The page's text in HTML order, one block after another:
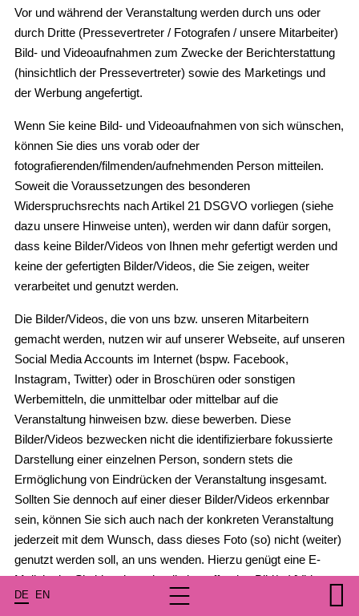
DE EN
Vor und während der Veranstaltung werden durch uns oder
durch Dritte (Pressevertreter / Fotografen / unsere Mitarbeiter)
Bild- und Videoaufnahmen zum Zwecke der Berichterstattung
(hinsichtlich der Pressevertreter) sowie des Marketings und
der Werbung angefertigt.
Wenn Sie keine Bild- und Videoaufnahmen von sich wünschen,
können Sie dies uns vorab oder der
fotografierenden/filmenden/aufnehmenden Person mitteilen.
Soweit die Voraussetzungen des besonderen
Widerspruchsrechts nach Artikel 21 DSGVO vorliegen (siehe
dazu unsere Hinweise unten), werden wir dann dafür sorgen,
dass keine Bilder/Videos von Ihnen mehr gefertigt werden und
keine der gefertigten Bilder/Videos, die Sie zeigen, weiter
verarbeitet und genutzt werden.
Die Bilder/Videos, die von uns bzw. unseren Mitarbeitern
gemacht werden, nutzen wir auf unserer Webseite, auf unseren
Social Media Accounts im Internet (bspw. Facebook,
Instagram, Twitter) oder in Broschüren oder sonstigen
Werbemitteln, die unmittelbar oder mittelbar auf die
Veranstaltung hinweisen bzw. diese bewerben. Diese
Bilder/Videos bezwecken nicht die identifizierbare fokussierte
Darstellung einer einzelnen Person, sondern stets die
Ermöglichung von Eindrücken der Veranstaltung insgesamt.
Sollten Sie dennoch auf einer dieser Bilder/Videos erkennbar
sein, können Sie sich auch nach der konkreten Veranstaltung
jederzeit mit dem Wunsch, dass dieses Foto (so) nicht (weiter)
genutzt werden soll, an uns wenden. Hierzu genügt eine E-
Mail, in der Sie bitte das oder die betreffenden Bild(er)/Videos
deutlich benennen oder uns anders eine Möglichkeit geben, Sie